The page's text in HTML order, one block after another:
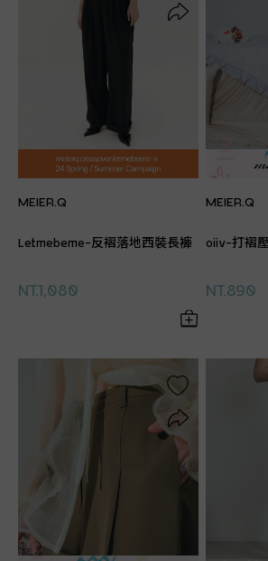
MEIER.Q
Letmebeme-反褶落地西裝長褲
NT.1,080
MEIER.Q
oiiv-打褶
NT.890